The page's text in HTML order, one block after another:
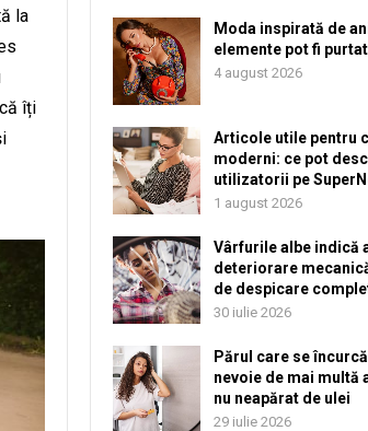
la
îți
Moda inspirată de
elemente pot fi
4 august 2026
Articole utile pentru
moderni: ce pot
utilizatorii pe
1 august 2026
Vârfurile albe indică
deteriorare
de despicare
30 iulie 2026
Părul care se
nevoie de mai multă
nu neapărat de ulei
29 iulie 2026